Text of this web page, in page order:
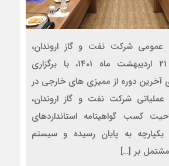
عمومی شرکت نفت و گاز اروندان،
چهارشنبه مورخ 21 اردیبهشت ماه 1401، با برگزاری
دوره از ممیزی های خارجی در
شرکت نفت و گاز اروندان،
کسب گواهینامه استانداردهای
به پایان رسیده و سیستم
بر […]